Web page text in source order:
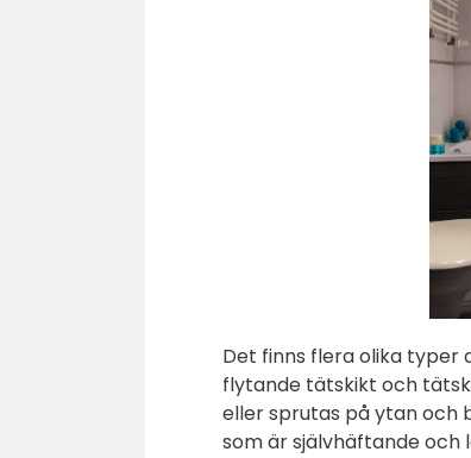
Det finns flera olika
flytande tätskikt och
eller sprutas på ytan
som är självhäftande och